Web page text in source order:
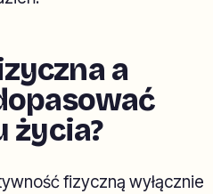
a
życia?
fizyczną wyłącznie